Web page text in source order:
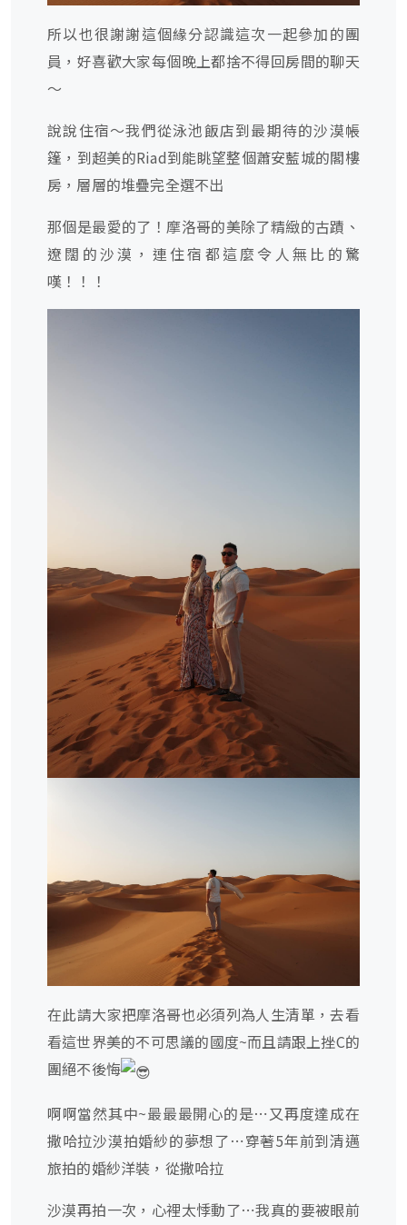
所以也很謝謝這個緣分認識這次一起參加的團
員，好喜歡大家每個晚上都捨不得回房間的聊天
～
說說住宿～我們從泳池飯店到最期待的沙漠帳
篷，到超美的Riad到能眺望整個蕭安藍城的閣樓
房，層層的堆疊完全選不出
那個是最愛的了！摩洛哥的美除了精緻的古蹟、
遼闊的沙漠，連住宿都這麼令人無比的驚
嘆！！！
在此請大家把摩洛哥也必須列為人生清單，去看
看這世界美的不可思議的國度~而且請跟上挫C的
團絕不後悔
啊啊當然其中~最最最開心的是⋯又再度達成在
撒哈拉沙漠拍婚紗的夢想了⋯穿著5年前到清邁
旅拍的婚紗洋裝，從撒哈拉
沙漠再拍一次，心裡太悸動了⋯我真的要被眼前